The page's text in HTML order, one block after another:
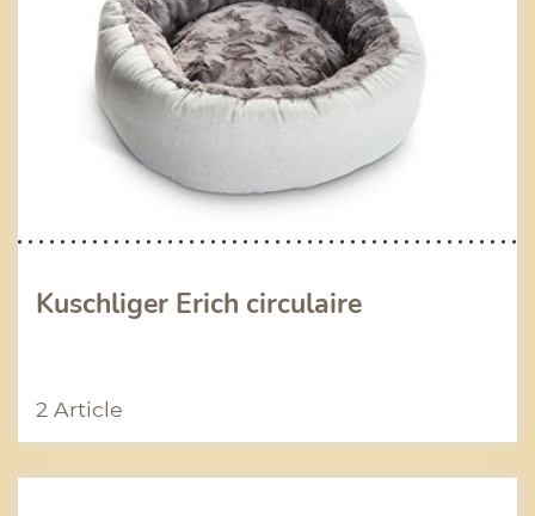
Kuschliger Erich circulaire
2 Article